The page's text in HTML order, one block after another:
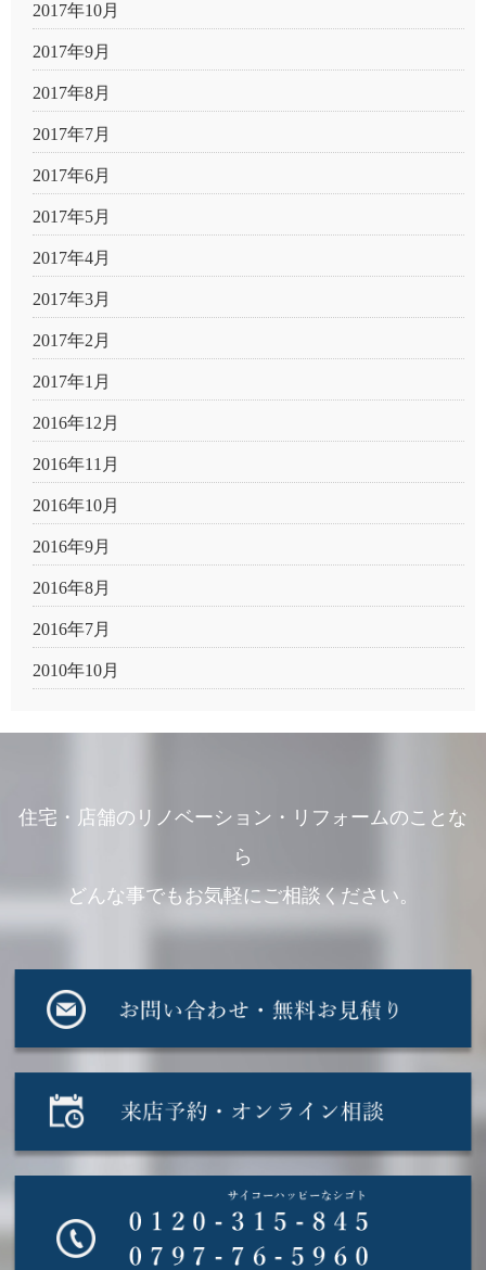
2017年10月
2017年9月
2017年8月
2017年7月
2017年6月
2017年5月
2017年4月
2017年3月
2017年2月
2017年1月
2016年12月
2016年11月
2016年10月
2016年9月
2016年8月
2016年7月
2010年10月
住宅・店舗のリノベーション・リフォームのことな
ら
どんな事でもお気軽にご相談ください。